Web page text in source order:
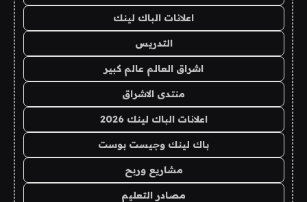
اعلانات الباك لينك
التدريس
اشراق العالم عالم كبير
منتدى الاشراق
اعلانات الباك لينك 2026
باك لينك وجيست بوست
مشاريع وربح
مصادر التعليم